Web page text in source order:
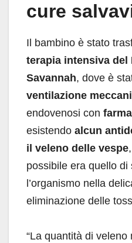
cure
Il bambino è stato
terapia intensiva del
Savannah, dove è
ventilazione
endovenosi con
esistendo alcun
il veleno delle vespe
possibile era quello di
l’organismo nella
eliminazione delle
“La quantità di